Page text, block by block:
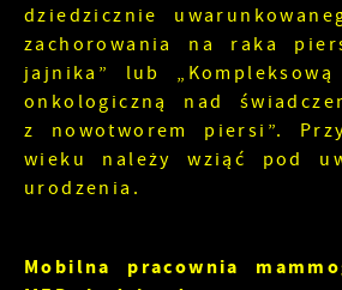
dziedzicznie
zachorowania na raka
jajnika” lub „Kompleksową
onkologiczną nad
z nowotworem piersi”.
wieku należy wziąć pod
urodzenia.
Mobilna pracownia